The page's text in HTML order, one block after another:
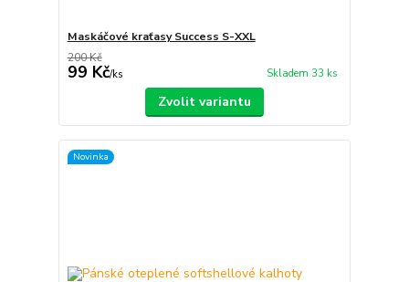
Maskáčové kraťasy Success S-XXL
200 Kč
99 Kč/ks Skladem 33 ks
Zvolit variantu
Novinka